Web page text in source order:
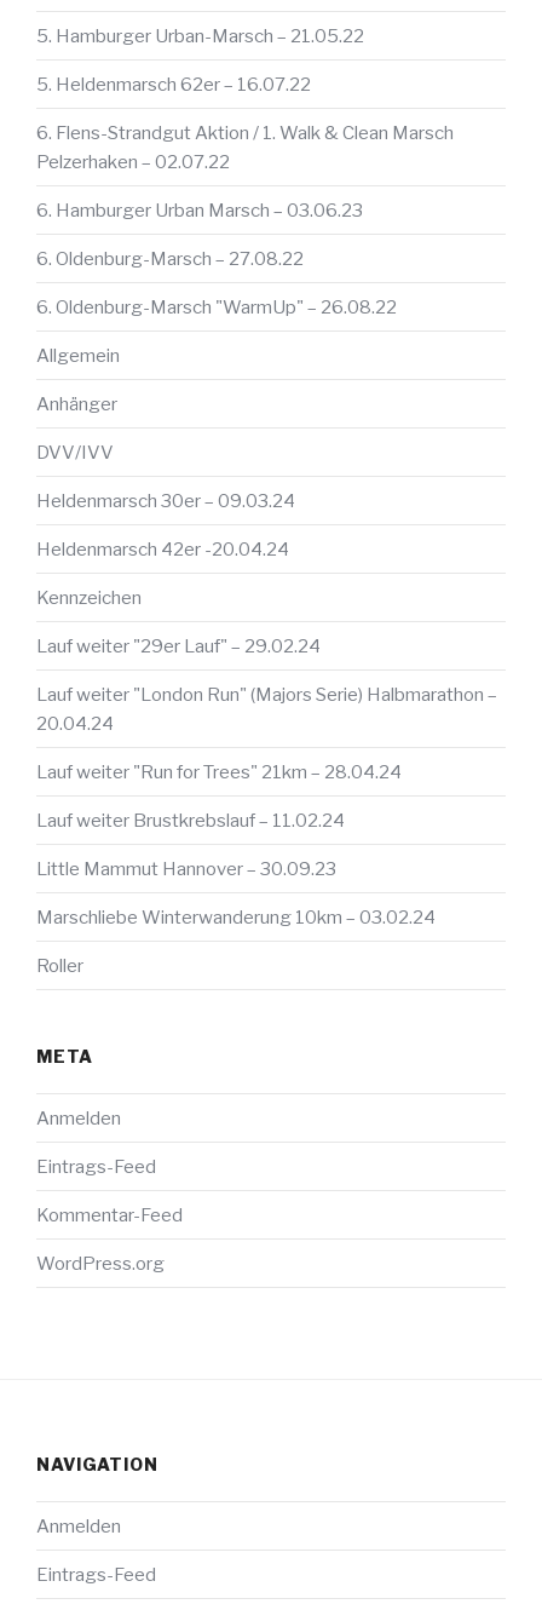
5. Hamburger Urban-Marsch – 21.05.22
5. Heldenmarsch 62er – 16.07.22
6. Flens-Strandgut Aktion / 1. Walk & Clean Marsch
Pelzerhaken – 02.07.22
6. Hamburger Urban Marsch – 03.06.23
6. Oldenburg-Marsch – 27.08.22
6. Oldenburg-Marsch "WarmUp" – 26.08.22
Allgemein
Anhänger
DVV/IVV
Heldenmarsch 30er – 09.03.24
Heldenmarsch 42er -20.04.24
Kennzeichen
Lauf weiter "29er Lauf" – 29.02.24
Lauf weiter "London Run" (Majors Serie) Halbmarathon –
20.04.24
Lauf weiter "Run for Trees" 21km – 28.04.24
Lauf weiter Brustkrebslauf – 11.02.24
Little Mammut Hannover – 30.09.23
Marschliebe Winterwanderung 10km – 03.02.24
Roller
META
Anmelden
Eintrags-Feed
Kommentar-Feed
WordPress.org
NAVIGATION
Anmelden
Eintrags-Feed